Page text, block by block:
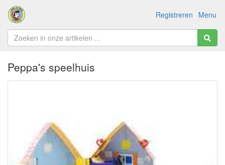
Menu
Registreren
Peppa's speelhuis